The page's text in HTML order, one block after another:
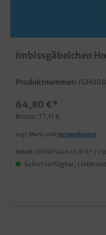
Imbissgäbelchen
Produktnummer:
64,80 €*
Brutto: 77,11 €
zzgl. MwSt und Versandkosten
Inhalt: 10000 Stück (0,01 €* / 1
Sofort verfügbar,